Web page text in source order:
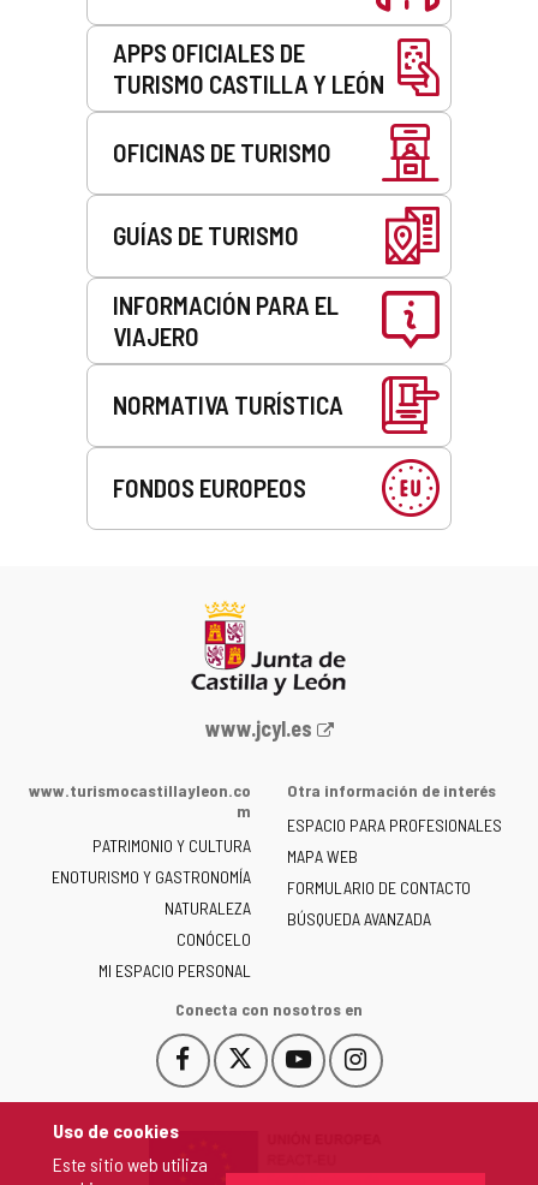
Uso de cookies
Este sitio web utiliza
APPS OFICIALES DE
TURISMO CASTILLA Y LEÓN
OFICINAS DE TURISMO
GUÍAS DE TURISMO
INFORMACIÓN PARA EL
VIAJERO
NORMATIVA TURÍSTICA
FONDOS EUROPEOS
Portal
la
de
Castilla
y
León
-
www.jcyl.es
www.turismocastillayleon.co
m
PATRIMONIO Y CULTURA
ENOTURISMO Y GASTRONOMÍA
NATURALEZA
CONÓCELO
MI ESPACIO PERSONAL
Otra información de interés
ESPACIO PARA PROFESIONALES
MAPA WEB
FORMULARIO DE CONTACTO
BÚSQUEDA AVANZADA
Conecta con nosotros en
Facebook
Este
enlace
en
Este
enlace
YouTube
Este
enlace
Instagram
Este
enlace